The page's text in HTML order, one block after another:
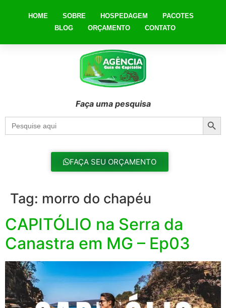
HOME SOBRE HOSPEDAGEM
PACOTES
BLOG
ORÇAMENTO CONTATO
Faça uma pesquisa
Search
for:
FAÇA SEU ORÇAMENTO
Tag: morro do chapéu
CAPITÓLIO na Serra da
Canastra em MG – Ep03